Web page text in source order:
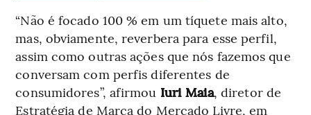
“Não é focado 100 % em um tíquete mais alto,
mas, obviamente, reverbera para esse perfil,
assim como outras ações que nós fazemos que
conversam com perfis diferentes de
consumidores”, afirmou Iuri Maia, diretor de
Estratégia de Marca do Mercado Livre, em